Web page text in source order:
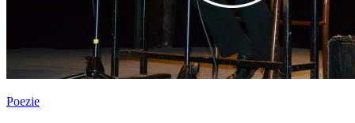
Poezie